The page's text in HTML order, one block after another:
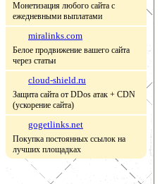
Монетизация любого сайта с
ежедневными выплатами
miralinks.com
Белое продвижение вашего сайта
через статьи
cloud-shield.ru
Защита сайта от DDos атак + CDN
(ускорение сайта)
gogetlinks.net
Покупка постоянных ссылок на
лучших площадках